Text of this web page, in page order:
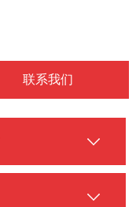
联系我们